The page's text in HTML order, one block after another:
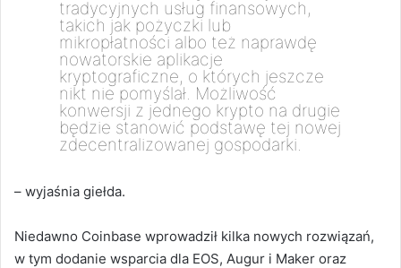
tradycyjnych usług finansowych,
takich jak pożyczki lub
mikropłatności albo też naprawdę
nowatorskie aplikacje
kryptograficzne, o których jeszcze
nikt nie pomyślał. Możliwość
konwersji z jednego krypto na drugie
będzie stanowić podstawę tej nowej
zdecentralizowanej gospodarki.
– wyjaśnia giełda.
Niedawno Coinbase wprowadził kilka nowych rozwiązań,
w tym dodanie wsparcia dla EOS, Augur i Maker oraz